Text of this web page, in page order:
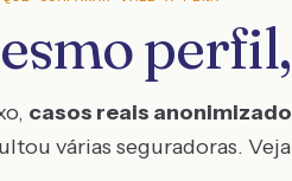
perfil,
casos reais
várias seguradoras.